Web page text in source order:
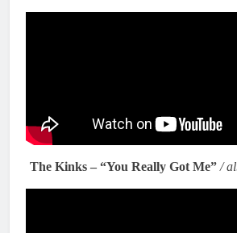
The Kinks – “You Really Got Me”/